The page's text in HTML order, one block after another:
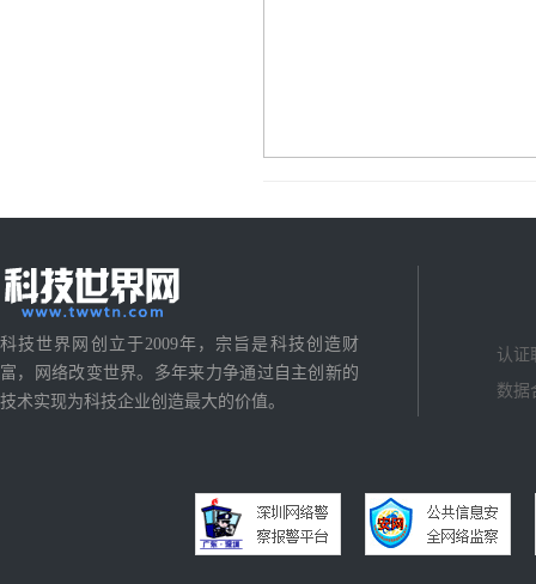
科技世界网创立于2009年，宗旨是科技创造财
富，网络改变世界。多年来力争通过自主创新的
技术实现为科技企业创造最大的价值。
认证
数据